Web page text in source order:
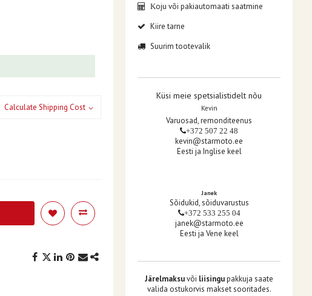
Calculate Shipping Cost
Koju või pakiautomaati saatmine
Kiire tarne
Suurim tootevalik
Küsi meie spetsialistidelt nõu
Kevin
Varuosad, remonditeenus
+372 507 22 48
kevin@starmoto.ee
Eesti ja Inglise keel
Janek
Sõidukid, sõiduvarustus
+372 533 255 04
janek@starmoto.ee
Eesti ja Vene keel
Järelmaksuvõi liisingupakkuja saate
valida ostukorvis makset sooritades.